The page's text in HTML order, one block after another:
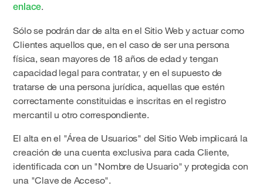
enlace.
Sólo se podrán dar de alta en el Sitio Web y actuar como
Clientes aquellos que, en el caso de ser una persona
física, sean mayores de 18 años de edad y tengan
capacidad legal para contratar, y en el supuesto de
tratarse de una persona jurídica, aquellas que estén
correctamente constituidas e inscritas en el registro
mercantil u otro correspondiente.
El alta en el "Área de Usuarios" del Sitio Web implicará la
creación de una cuenta exclusiva para cada Cliente,
identificada con un "Nombre de Usuario" y protegida con
una "Clave de Acceso".